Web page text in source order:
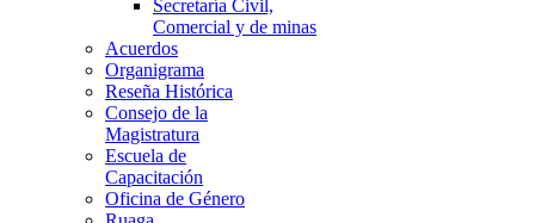
Secretaría Civil,
Comercial y de minas
Acuerdos
Organigrama
Reseña Histórica
Consejo de la
Magistratura
Escuela de
Capacitación
Oficina de Género